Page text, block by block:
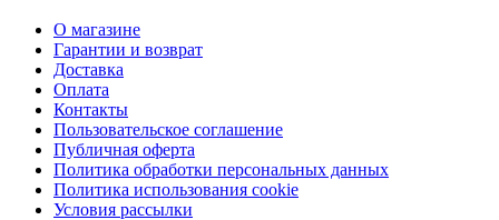
О магазине
Гарантии и возврат
Доставка
Оплата
Контакты
Пользовательское соглашение
Публичная оферта
Политика обработки персональных данных
Политика использования cookie
Условия рассылки